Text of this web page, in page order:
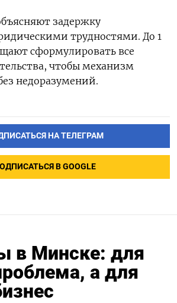
задержку
трудностями. До 1
сформулировать все
чтобы механизм
недоразумений.
НА ТЕЛЕГРАМ
В GOOGLE
в Минске: для
а для